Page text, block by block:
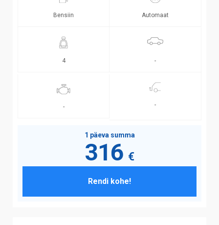
Bensiin Automaat
4 -
- -
1 päeva summa
316 €
Rendi kohe!